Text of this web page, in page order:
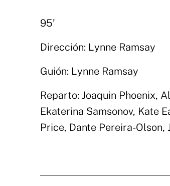
95’
Dirección: Lynne Ramsay
Guión: Lynne Ramsay
Reparto: Joaquin Phoenix,
Ekaterina Samsonov, Kate
Price, Dante Pereira-Olson,